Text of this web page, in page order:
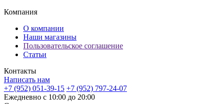
Компания
О компании
Наши магазины
Пользовательское соглашение
Статьи
Контакты
Написать нам
+7 (952) 051-39-15 +7 (952) 797-24-07
Ежедневно с 10:00 до 20:00